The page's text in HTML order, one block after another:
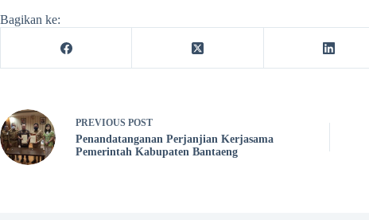
Bagikan ke:
PREVIOUS POST
Penandatanganan Perjanjian Kerjasama
Pemerintah Kabupaten Bantaeng